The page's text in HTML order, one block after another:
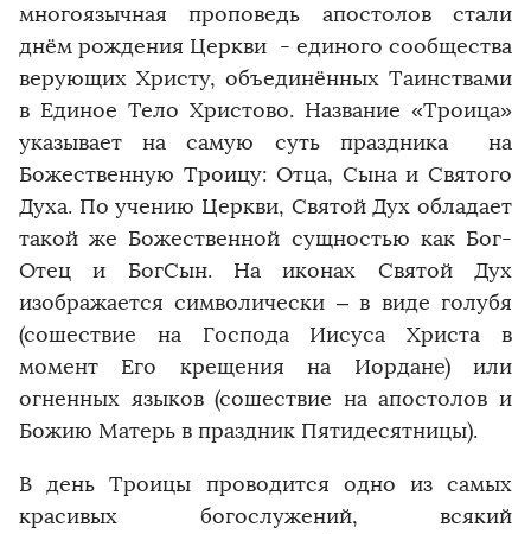
многоязычная проповедь апостолов стали
днём рождения Церкви ­ - единого сообщества
верующих Христу, объединённых Таинствами
в Единое Тело Христово. Название «Троица»
указывает на самую суть праздника ­ на
Божественную Троицу: Отца, Сына и Святого
Духа. По учению Церкви, Святой Дух обладает
такой же Божественной сущностью как Бог­
Отец и Бог­Сын. На иконах Святой Дух
изображается символически – в виде голубя
(сошествие на Господа Иисуса Христа в
момент Его крещения на Иордане) или
огненных языков (сошествие на апостолов и
Божию Матерь в праздник Пятидесятницы).
В день Троицы проводится одно из самых
красивых богослужений, всякий